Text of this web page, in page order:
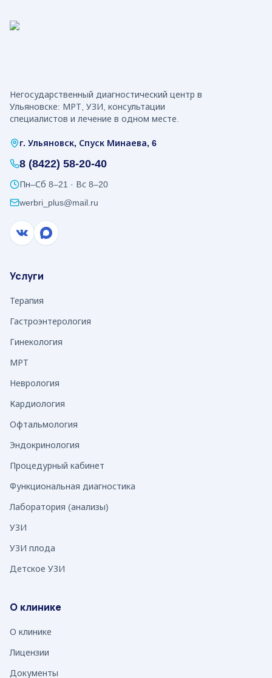
Негосударственный диагностический центр в
Ульяновске: МРТ, УЗИ, консультации
специалистов и лечение в одном месте.
г. Ульяновск, Спуск Минаева, 6
8 (8422) 58-20-40
Пн–Сб 8–21 · Вс 8–20
werbri_plus@mail.ru
Услуги
Терапия
Гастроэнтерология
Гинекология
МРТ
Неврология
Кардиология
Офтальмология
Эндокринология
Процедурный кабинет
Функциональная диагностика
Лаборатория (анализы)
УЗИ
УЗИ плода
Детское УЗИ
О клинике
О клинике
Лицензии
Документы